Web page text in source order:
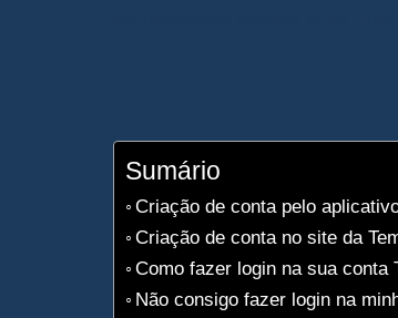
Sumário
Criação de conta pelo
Criação de conta no site da
Como fazer login na sua conta
Não consigo fazer login na